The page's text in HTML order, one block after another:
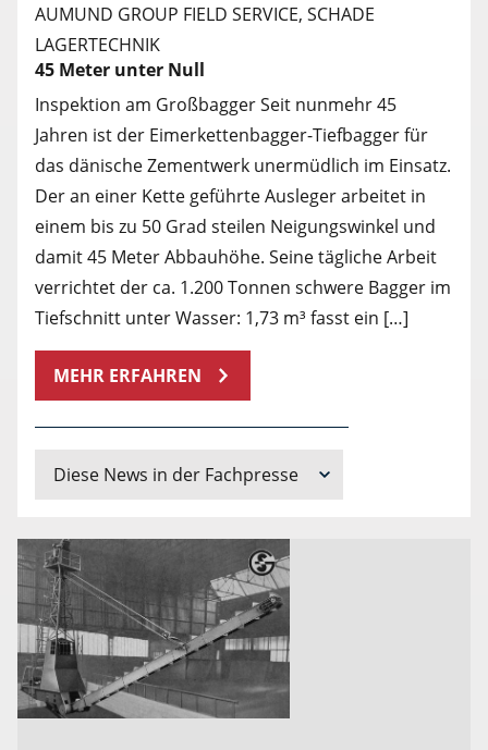
AUMUND GROUP FIELD SERVICE, SCHADE
LAGERTECHNIK
45 Meter unter Null
Inspektion am Großbagger Seit nunmehr 45
Jahren ist der Eimerkettenbagger-Tiefbagger für
das dänische Zementwerk unermüdlich im Einsatz.
Der an einer Kette geführte Ausleger arbeitet in
einem bis zu 50 Grad steilen Neigungswinkel und
damit 45 Meter Abbauhöhe. Seine tägliche Arbeit
verrichtet der ca. 1.200 Tonnen schwere Bagger im
Tiefschnitt unter Wasser: 1,73 m³ fasst ein […]
MEHR ERFAHREN
Diese News in der Fachpresse